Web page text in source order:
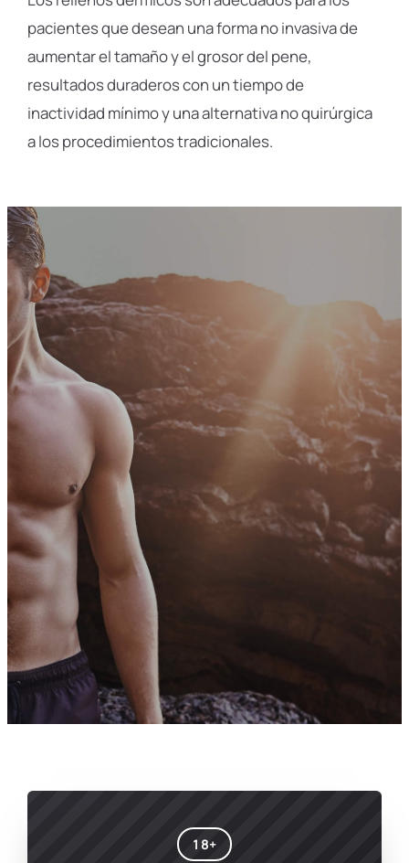
pacientes que desean una forma no invasiva de
aumentar el tamaño y el grosor del pene,
resultados duraderos con un tiempo de
inactividad mínimo y una alternativa no quirúrgica
a los procedimientos tradicionales.
18+